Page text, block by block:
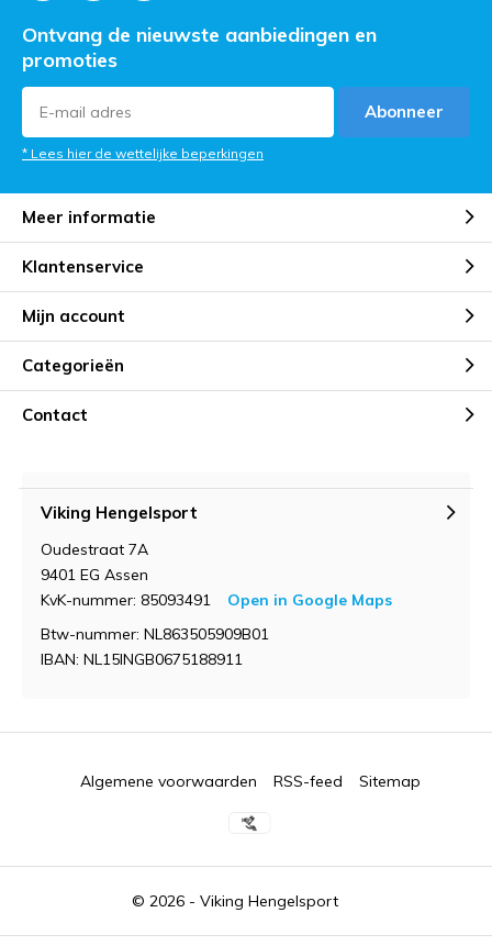
Ontvang de nieuwste aanbiedingen en
promoties
Abonneer
* Lees hier de wettelijke beperkingen
Meer informatie
Klantenservice
Mijn account
Categorieën
Contact
Viking Hengelsport
Oudestraat 7A
9401 EG Assen
KvK-nummer: 85093491
Open in Google Maps
Btw-nummer: NL863505909B01
IBAN: NL15INGB0675188911
© 2026 - Viking Hengelsport
Algemene voorwaarden RSS-feed Sitemap